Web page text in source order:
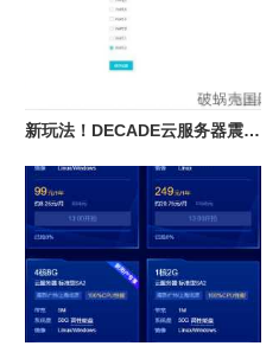
新玩法！DECADE云服务器震撼上线，备份快狠准，IP免费换